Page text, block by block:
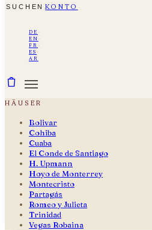
suchen konto
de ·
en ·
fr ·
es ·
ar
häuser
Bolivar
Cohiba
Cuaba
El Conde de Santiago
H. Upmann
Hoyo de Monterrey
Montecristo
Partagás
Romeo y Julieta
Trinidad
Vegas Robaina